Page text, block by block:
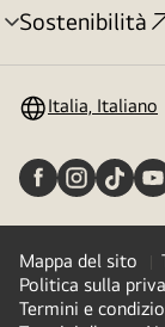
Sostenibilità
Attivazione
Italia, Italiano
Mappa del sito
Politica sulla
Termini e